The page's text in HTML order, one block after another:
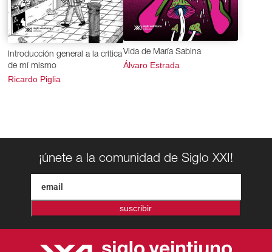
Introducción general a la crítica
de mí mismo
Ricardo Piglia
Vida de María Sabina
Álvaro Estrada
¡únete a la comunidad de Siglo XXI!
suscribir